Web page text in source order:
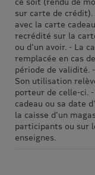
sur carte de
avec la carte
recrédité sur la
ou d'un avoir. - La
remplacée en cas
période de validité.
Son utilisation
porteur de celle-ci.
cadeau ou sa date
la caisse d'un
participants ou sur
enseignes.